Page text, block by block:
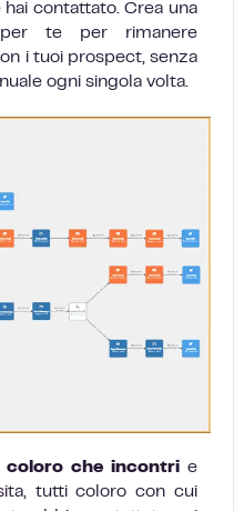
contattato. Crea una
te per rimanere
i tuoi prospect, senza
ogni singola volta.
che incontri e
tutti coloro con cui